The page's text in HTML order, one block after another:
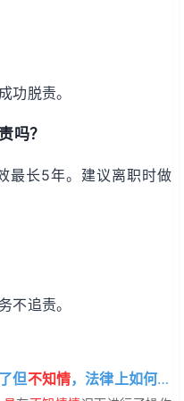
功脱责。
吗？
最长5年。建议离职时做
不追责。
但不知情，法律上如何界定责任？